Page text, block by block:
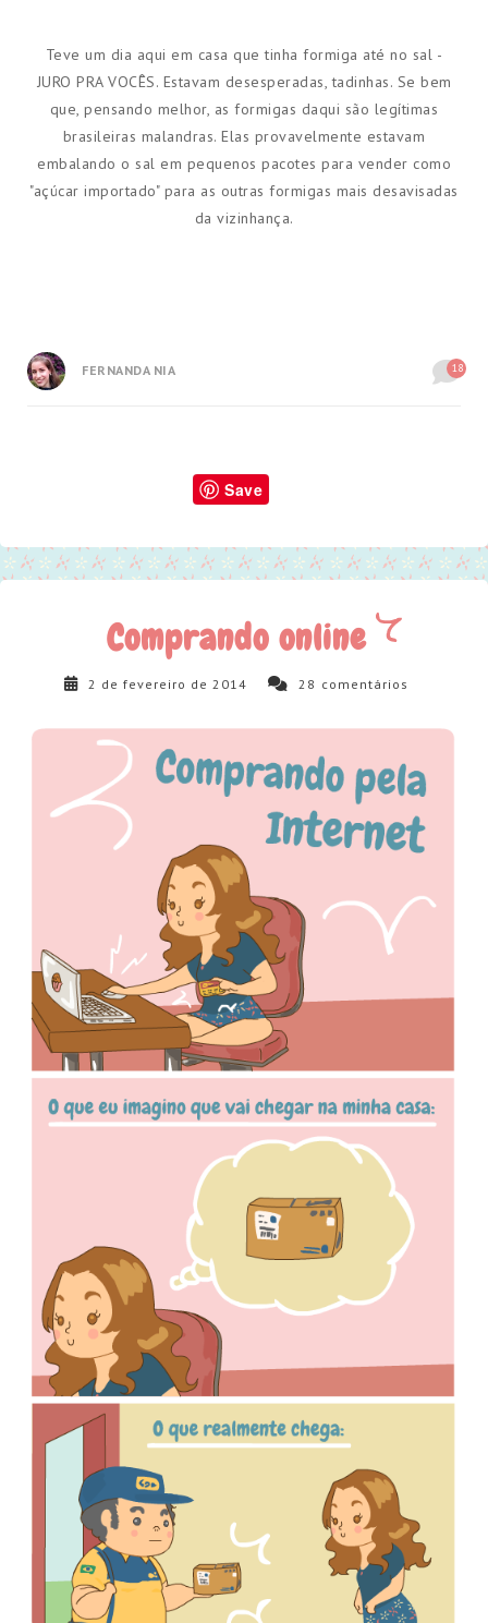
Teve um dia aqui em casa que tinha formiga até no sal -
JURO PRA VOCÊS. Estavam desesperadas, tadinhas. Se bem
que, pensando melhor, as formigas daqui são legítimas
brasileiras malandras. Elas provavelmente estavam
embalando o sal em pequenos pacotes para vender como
"açúcar importado" para as outras formigas mais desavisadas
da vizinhança.
FERNANDA NIA 18
Save
Comprando online
2 de fevereiro de 2014 28 comentários